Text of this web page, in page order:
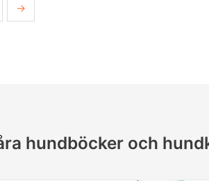
→
hundböcker och